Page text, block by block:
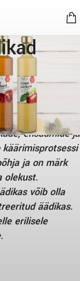
oma
ensüümide ja
ja on märk
olekust.
võib olla
äädikas.
erilisele